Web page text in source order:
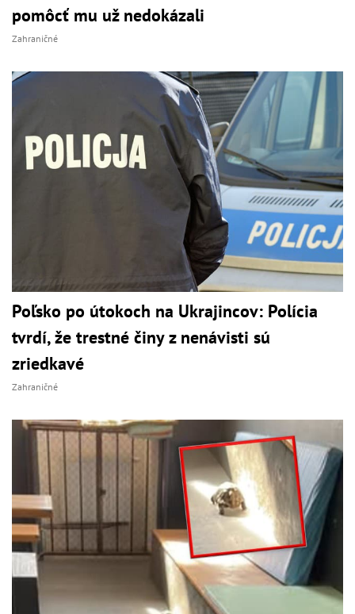
pomôcť mu už nedokázali
Zahraničné
Poľsko po útokoch na Ukrajincov: Polícia
tvrdí, že trestné činy z nenávisti sú
zriedkavé
Zahraničné